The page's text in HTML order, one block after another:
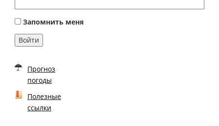
Запомнить меня
Войти
Прогноз
погоды
Полезные
ссылки